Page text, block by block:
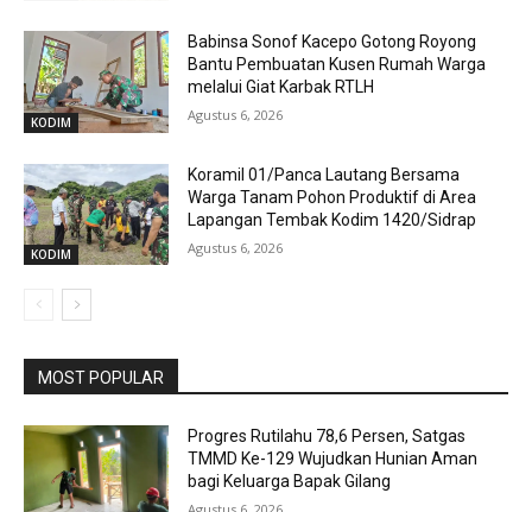
KODIM
Babinsa Sonof Kacepo Gotong Royong
Bantu Pembuatan Kusen Rumah Warga
melalui Giat Karbak RTLH
Agustus 6, 2026
KODIM
Koramil 01/Panca Lautang Bersama
Warga Tanam Pohon Produktif di Area
Lapangan Tembak Kodim 1420/Sidrap
Agustus 6, 2026
MOST POPULAR
Progres Rutilahu 78,6 Persen, Satgas
TMMD Ke-129 Wujudkan Hunian Aman
bagi Keluarga Bapak Gilang